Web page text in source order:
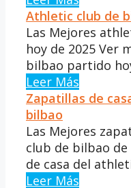
Athletic club de
Las Mejores
hoy de 2025 Ver
bilbao partido
Leer Más
Zapatillas de
bilbao
Las Mejores
club de bilbao de
de casa del
Leer Más